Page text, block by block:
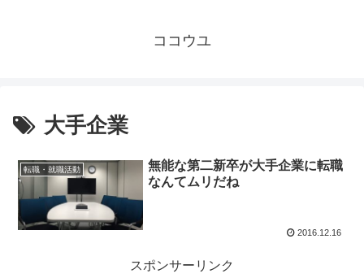
ココウユ
大手企業
転職・就職活動
無能な第二新卒が大手企業に転職
なんてムリだね
2016.12.16
スポンサーリンク